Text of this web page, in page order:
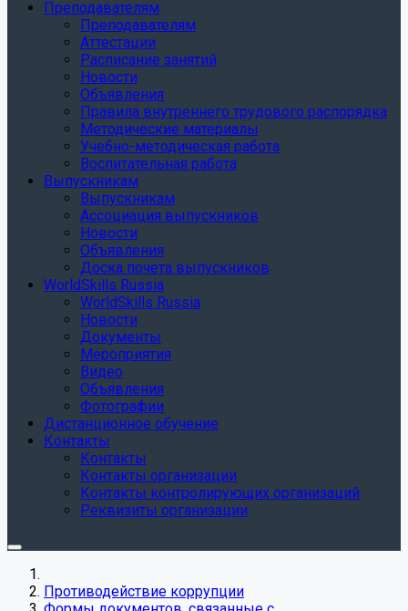
Преподавателям
Преподавателям
Аттестации
Расписание занятий
Новости
Объявления
Правила внутреннего трудового распорядка
Методические материалы
Учебно-методическая работа
Воспитательная работа
Выпускникам
Выпускникам
Ассоциация выпускников
Новости
Объявления
Доска почета выпускников
WorldSkills Russia
WorldSkills Russia
Новости
Документы
Мероприятия
Видео
Объявления
Фотографии
Дистанционное обучение
Контакты
Контакты
Контакты организации
Контакты контролирующих организаций
Реквизиты организации
Противодействие коррупции